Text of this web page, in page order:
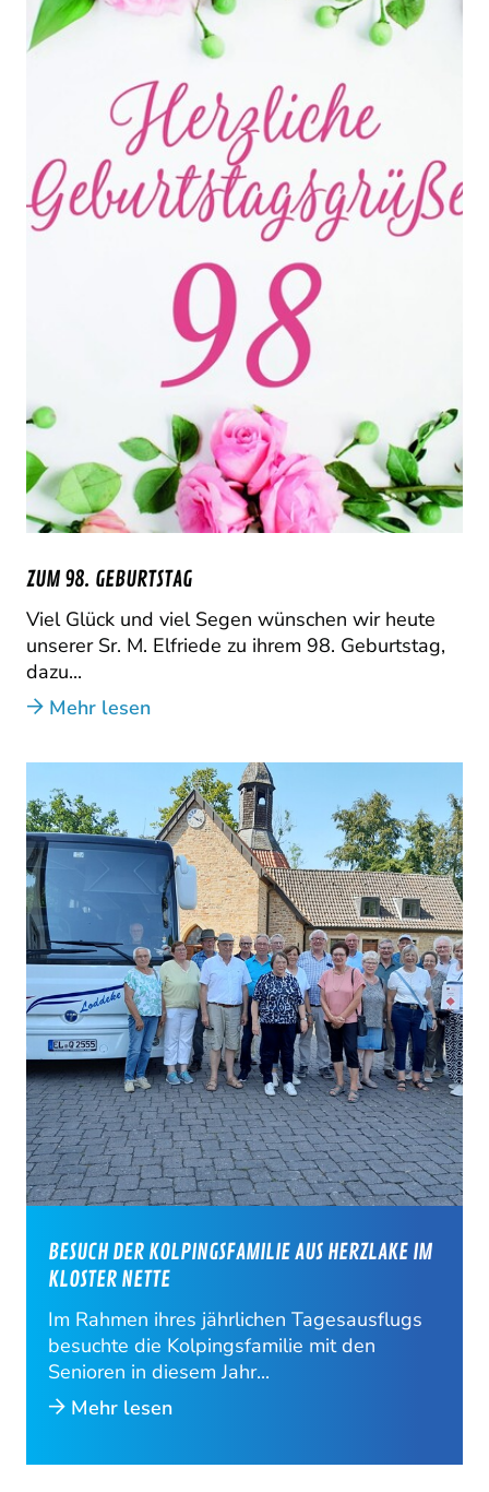
ZUM 98. GEBURTSTAG
Viel Glück und viel Segen wünschen wir heute
unserer Sr. M. Elfriede zu ihrem 98. Geburtstag,
dazu...
Mehr lesen
BESUCH DER KOLPINGSFAMILIE AUS HERZLAKE IM
KLOSTER NETTE
Im Rahmen ihres jährlichen Tagesausflugs
besuchte die Kolpingsfamilie mit den
Senioren in diesem Jahr...
Mehr lesen